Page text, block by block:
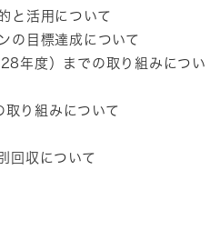
と活用について
の目標達成について
年度）までの取り組みについ
取り組みについて
回収について